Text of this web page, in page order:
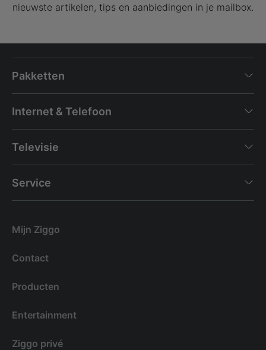
nieuwste artikelen, tips en aanbiedingen in je mailbox.
Pakketten
Internet & Telefoon
Televisie
Service
Mijn Ziggo
Contact
Producten
Entertainment
Ziggo privé